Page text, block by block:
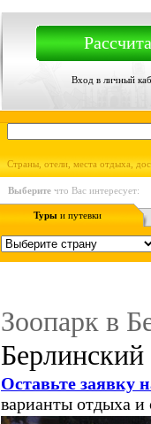
Вход в личный
Страны, отели, места отдыха,
Выберите что Вас интересует:
Туры и путевки
Зоопарк в
Оставьте заявку
варианты отдыха